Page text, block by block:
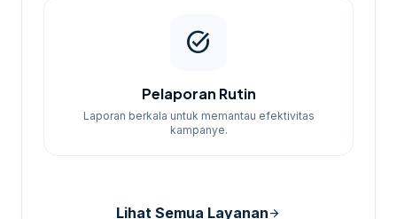
task_alt
Pelaporan Rutin
Laporan berkala untuk memantau efektivitas
kampanye.
Lihat Semua Layananarrow_forward